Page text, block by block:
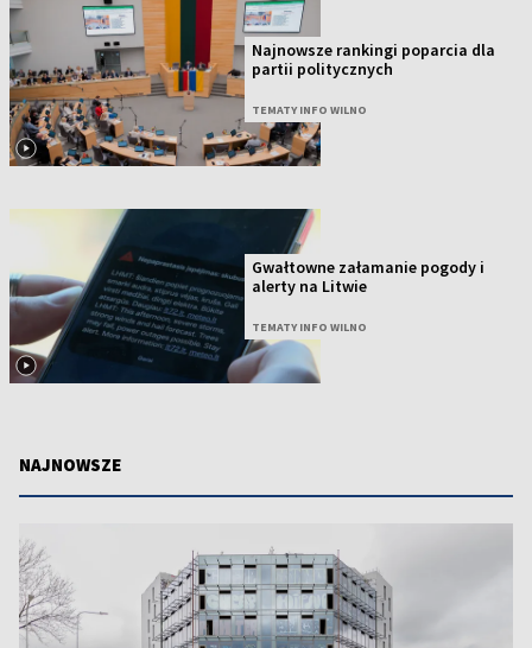
Najnowsze rankingi poparcia dla
partii politycznych
TEMATY INFO WILNO
Gwałtowne załamanie pogody i
alerty na Litwie
TEMATY INFO WILNO
NAJNOWSZE